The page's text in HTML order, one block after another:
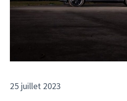
25 juillet 2023